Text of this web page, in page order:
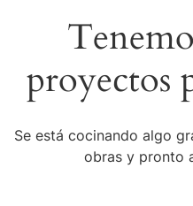
proyectos
Se está cocinando algo
obras y pronto